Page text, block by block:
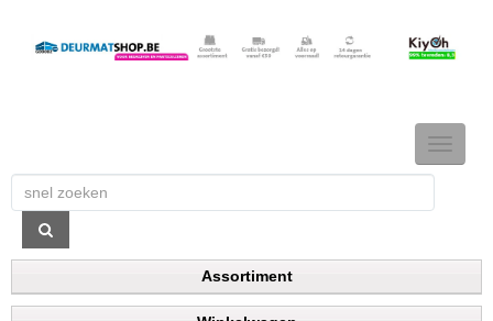
TOGGLE
Assortiment